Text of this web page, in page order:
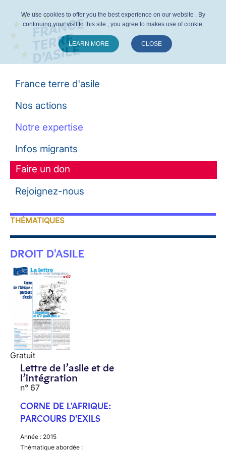
France terre d'asile
Nos actions
Notre expertise
Infos migrants
Faire un don
Rejoignez-nous
THÉMATIQUES
DROIT D'ASILE
Gratuit
Lettre de l’asile et de
l’intégration
n° 67
CORNE DE L'AFRIQUE:
PARCOURS D'EXILS
Année : 2015
Thématique abordée :
We use cookies to offer you the best experience on our website . By
continuing your visit to this site , you agree to makes use of cookie.
LEARN MORE CLOSE